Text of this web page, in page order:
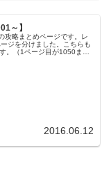
～】
攻略まとめページです。レ
ジを分けました。こちらも
。（1ページ目が1050ま
2016.06.12